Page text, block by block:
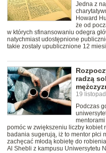
Jedna z
Howard
że od
w których sfinansowaniu odegra
natychmiast udostępnione
takie zostały upublicznione 12
radzą
19
Podczas
pomóc w zwiększeniu liczby kobiet
badania sugerują, iż to mentor płci
zachęcać młodą kobietę do
Al Shebli z kampusu Uniwersytetu